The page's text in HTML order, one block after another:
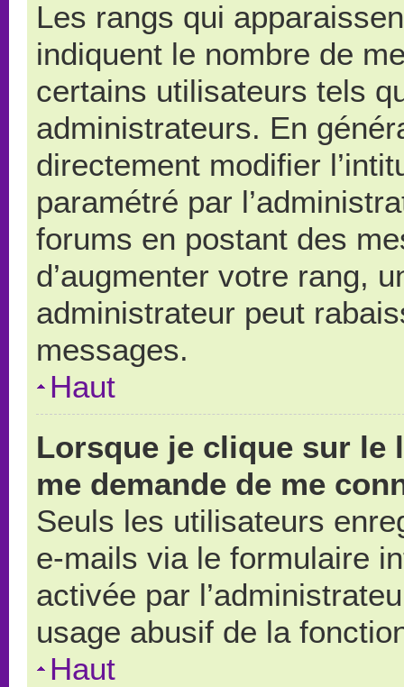
Les rangs qui
indiquent le nombre de
certains utilisateurs tels
administrateurs. En
directement modifier
paramétré par
forums en postant des
d’augmenter votre rang,
administrateur peut
messages.
Haut
Lorsque je clique sur le
me demande de me
Seuls les utilisateurs
e-mails via le formulaire
activée par
usage abusif de la
Haut